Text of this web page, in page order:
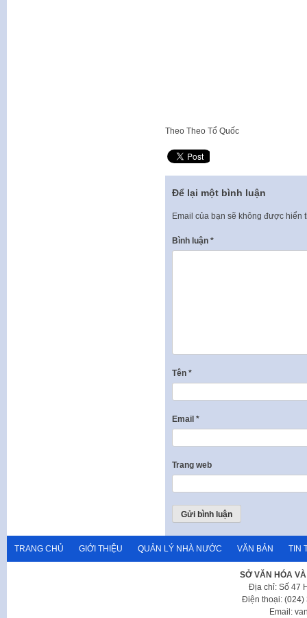
Theo Theo Tổ Quốc
Để lại một bình luận
Email của bạn sẽ không được hiển
Bình luận *
Tên *
Email *
Trang web
TRANG CHỦ GIỚI THIỆU QUẢN LÝ NHÀ NƯỚC VĂN BẢN TIN
SỞ VĂN HÓA
Địa chỉ: Số 47
Điện thoại: (024)
Email: